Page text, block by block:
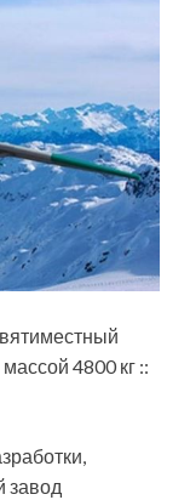
4800 кг ::
завод